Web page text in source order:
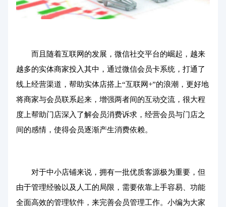
而且随着互联网的发展，微信社交平台的崛起，越来
越多的实体商家投入其中，通过微信会员卡系统，打通了
线上经营渠道，帮助实体店搭上“互联网+”的浪潮，更好地
将商家与会员联系起来，增强两者间的互动交流，很大程
度上帮助门店深入了解会员消费诉求，经营会员与门店之
间的感情，使得会员逐渐产生消费依赖。
对于中小店铺来说，拥有一批优质客源极为重要，但
由于管理经验以及人工的局限，需要依靠上手容易、功能
全面高效的管理软件，来完善会员管理工作。小编为大家